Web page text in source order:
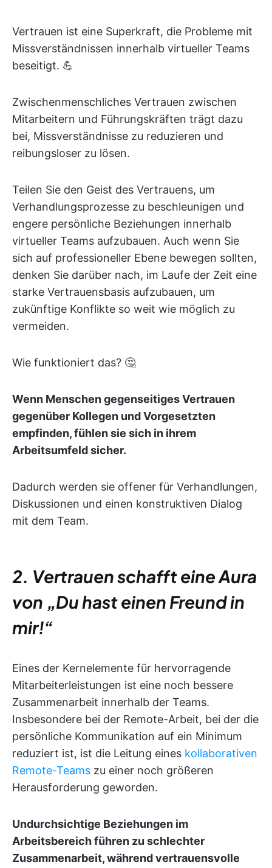
Vertrauen ist eine Superkraft, die Probleme mit
Missverständnissen innerhalb virtueller Teams
beseitigt. 💪
Zwischenmenschliches Vertrauen zwischen
Mitarbeitern und Führungskräften trägt dazu
bei, Missverständnisse zu reduzieren und
reibungsloser zu lösen.
Teilen Sie den Geist des Vertrauens, um
Verhandlungsprozesse zu beschleunigen und
engere persönliche Beziehungen innerhalb
virtueller Teams aufzubauen. Auch wenn Sie
sich auf professioneller Ebene bewegen sollten,
denken Sie darüber nach, im Laufe der Zeit eine
starke Vertrauensbasis aufzubauen, um
zukünftige Konflikte so weit wie möglich zu
vermeiden.
Wie funktioniert das? 🤔
Wenn Menschen gegenseitiges Vertrauen
gegenüber Kollegen und Vorgesetzten
empfinden, fühlen sie sich in ihrem
Arbeitsumfeld sicher.
Dadurch werden sie offener für Verhandlungen,
Diskussionen und einen konstruktiven Dialog
mit dem Team.
2. Vertrauen schafft eine Aura
von „Du hast einen Freund in
mir!“
Eines der Kernelemente für hervorragende
Mitarbeiterleistungen ist eine noch bessere
Zusammenarbeit innerhalb der Teams.
Insbesondere bei der Remote-Arbeit, bei der die
persönliche Kommunikation auf ein Minimum
reduziert ist, ist die Leitung eines kollaborativen
Remote-Teams zu einer noch größeren
Herausforderung geworden.
Undurchsichtige Beziehungen im
Arbeitsbereich führen zu schlechter
Zusammenarbeit, während vertrauensvolle